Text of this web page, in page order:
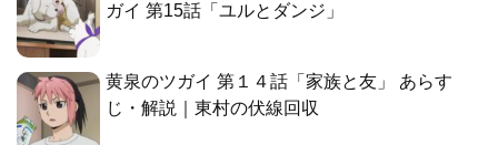
ガイ 第15話「ユルとダンジ」
黄泉のツガイ 第１４話「家族と友」 あらす
じ・解説｜東村の伏線回収